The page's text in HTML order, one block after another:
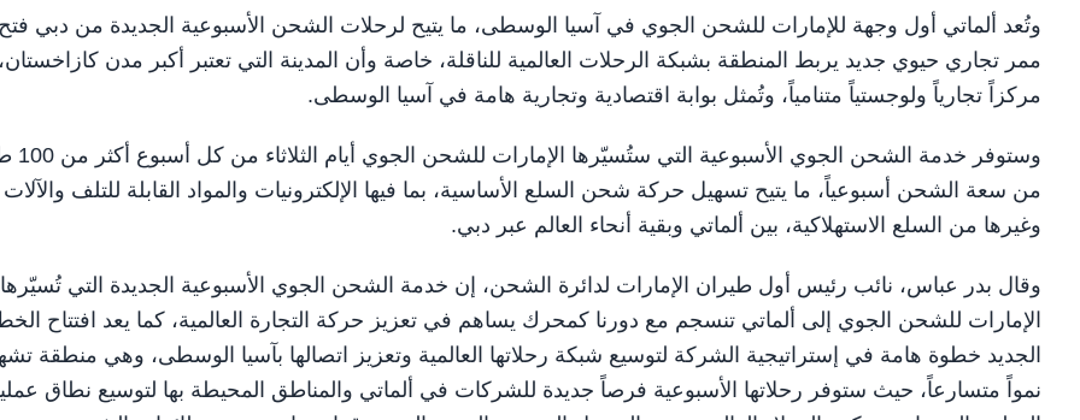
وتُعد ألماتي أول وجهة للإمارات للشحن الجوي في آسيا الوسطى، ما يتيح لرحلات الشحن الأسبوعية الجديدة من دبي فتح
ممر تجاري حيوي جديد يربط المنطقة بشبكة الرحلات العالمية للناقلة، خاصة وأن المدينة التي تعتبر أكبر مدن
مركزاً تجارياً ولوجستياً متنامياً، وتُمثل بوابة اقتصادية وتجارية هامة في آسيا الوسطى.
وستوفر خدمة الشحن الجوي
من سعة الشحن أسبوعياً، ما يتيح تسهيل حركة شحن السلع الأساسية، بما فيها الإلكترونيات والمواد القابلة للتلف والآلات
وغيرها من السلع الاستهلاكية، بين ألماتي وبقية أنحاء العالم عبر دبي.
وقال بدر عباس، نائب رئيس أول طيران الإمارات لدائرة الشحن، إن خدمة الشحن الجوي الأسبوعية الجديدة التي تُسيّرها
الإمارات للشحن الجوي إلى ألماتي تنسجم مع دورنا كمحرك يساهم في تعزيز حركة التجارة العالمية، كما يعد افتتاح
الجديد خطوة هامة في إستراتيجية الشركة لتوسيع شبكة رحلاتها العالمية وتعزيز اتصالها بآسيا الوسطى، وهي منطقة
نمواً متسارعاً، حيث ستوفر رحلاتها الأسبوعية فرصاً جديدة للشركات في ألماتي والمناطق المحيطة بها لتوسيع نطاق